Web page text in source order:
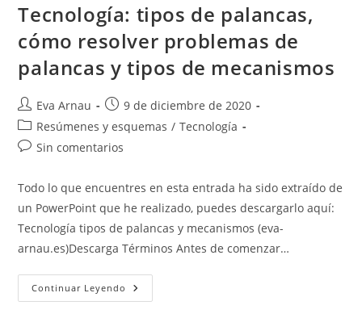
Tecnología: tipos de palancas,
cómo resolver problemas de
palancas y tipos de mecanismos
Autor
de
la
entrada:
Eva Arnau
Publicación
de
la
entrada:
9 de diciembre de 2020
Categoría
de
Resúmenes y esquemas / Tecnología
Comentarios
la
entrada:
Sin comentarios
Todo lo que encuentres en esta entrada ha sido extraído de
un PowerPoint que he realizado, puedes descargarlo aquí:
Tecnología tipos de palancas y mecanismos (eva-
arnau.es)Descarga Términos Antes de comenzar…
Continuar Leyendo Tecnología:
Tipos